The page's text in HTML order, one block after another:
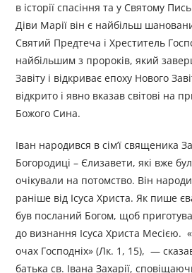
в історії спасіння та у Святому
Діви Марії він є найбільш
Святий Предтеча і Хреститель
найбільшим з пророків, який
Завіту і відкриває епоху Нового
відкрито і явно вказав світові на
Божого Сина.
Іван народився в сім’ї священика
Богородиці – Єлизавети, які вже
очікували на потомство. Він
раніше від Ісуса Христа. Як пише
був посланий Богом, щоб
до визнання Ісуса Христа Месією.
очах Господніх» (Лк. 1, 15), —
батька св. Івана Захарії,